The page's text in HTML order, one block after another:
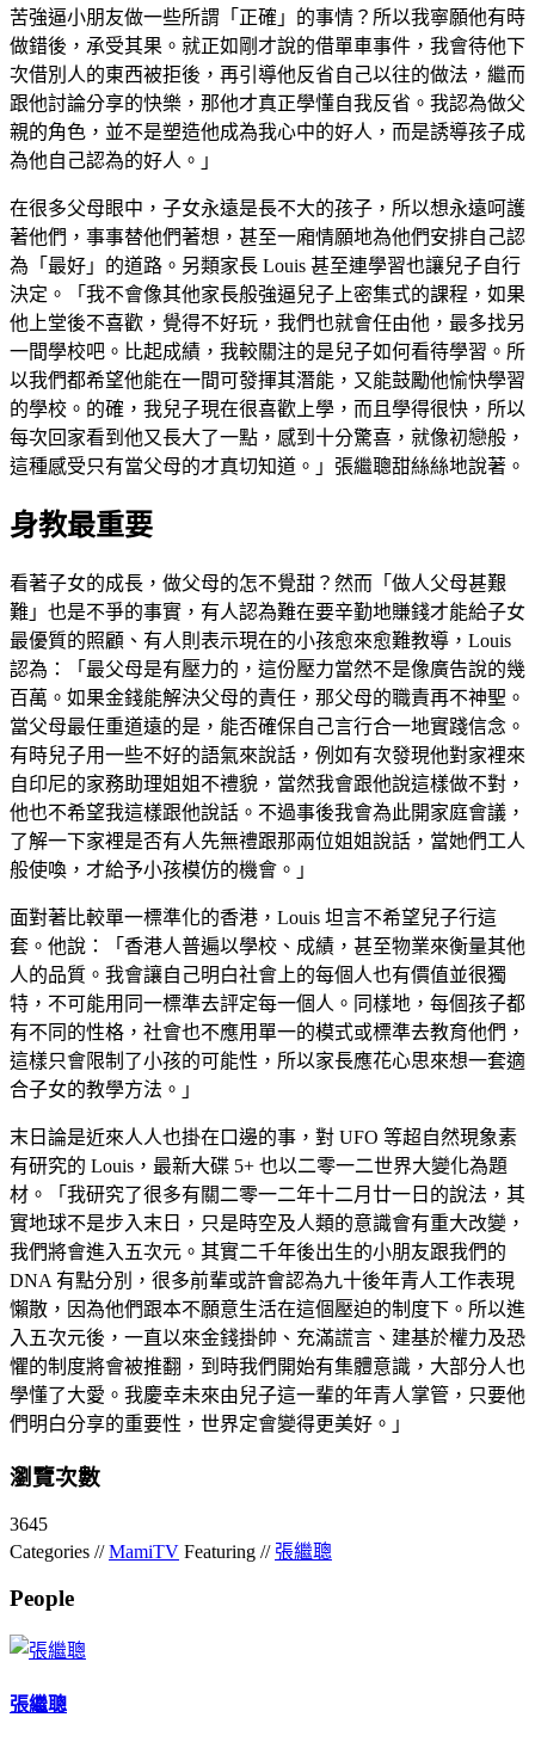
苦強逼小朋友做一些所謂「正確」的事情？所以我寧願他有時
做錯後，承受其果。就正如剛才說的借單車事件，我會待他下
次借別人的東西被拒後，再引導他反省自己以往的做法，繼而
跟他討論分享的快樂，那他才真正學懂自我反省。我認為做父
親的角色，並不是塑造他成為我心中的好人，而是誘導孩子成
為他自己認為的好人。」
在很多父母眼中，子女永遠是長不大的孩子，所以想永遠呵護
著他們，事事替他們著想，甚至一廂情願地為他們安排自己認
為「最好」的道路。另類家長 Louis 甚至連學習也讓兒子自行
決定。「我不會像其他家長般強逼兒子上密集式的課程，如果
他上堂後不喜歡，覺得不好玩，我們也就會任由他，最多找另
一間學校吧。比起成績，我較關注的是兒子如何看待學習。所
以我們都希望他能在一間可發揮其潛能，又能鼓勵他愉快學習
的學校。的確，我兒子現在很喜歡上學，而且學得很快，所以
每次回家看到他又長大了一點，感到十分驚喜，就像初戀般，
這種感受只有當父母的才真切知道。」張繼聰甜絲絲地說著。
身教最重要
看著子女的成長，做父母的怎不覺甜？然而「做人父母甚艱
難」也是不爭的事實，有人認為難在要辛勤地賺錢才能給子女
最優質的照顧、有人則表示現在的小孩愈來愈難教導，Louis
認為：「最父母是有壓力的，這份壓力當然不是像廣告說的幾
百萬。如果金錢能解決父母的責任，那父母的職責再不神聖。
當父母最任重道遠的是，能否確保自己言行合一地實踐信念。
有時兒子用一些不好的語氣來說話，例如有次發現他對家裡來
自印尼的家務助理姐姐不禮貌，當然我會跟他說這樣做不對，
他也不希望我這樣跟他說話。不過事後我會為此開家庭會議，
了解一下家裡是否有人先無禮跟那兩位姐姐說話，當她們工人
般使喚，才給予小孩模仿的機會。」
面對著比較單一標準化的香港，Louis 坦言不希望兒子行這
套。他說：「香港人普遍以學校、成績，甚至物業來衡量其他
人的品質。我會讓自己明白社會上的每個人也有價值並很獨
特，不可能用同一標準去評定每一個人。同樣地，每個孩子都
有不同的性格，社會也不應用單一的模式或標準去教育他們，
這樣只會限制了小孩的可能性，所以家長應花心思來想一套適
合子女的教學方法。」
末日論是近來人人也掛在口邊的事，對 UFO 等超自然現象素
有研究的 Louis，最新大碟 5+ 也以二零一二世界大變化為題
材。「我研究了很多有關二零一二年十二月廿一日的說法，其
實地球不是步入末日，只是時空及人類的意識會有重大改變，
我們將會進入五次元。其實二千年後出生的小朋友跟我們的
DNA 有點分別，很多前輩或許會認為九十後年青人工作表現
懶散，因為他們跟本不願意生活在這個壓迫的制度下。所以進
入五次元後，一直以來金錢掛帥、充滿謊言、建基於權力及恐
懼的制度將會被推翻，到時我們開始有集體意識，大部分人也
學懂了大愛。我慶幸未來由兒子這一輩的年青人掌管，只要他
們明白分享的重要性，世界定會變得更美好。」
瀏覽次數
3645
Categories //MamiTV Featuring // 張繼聰
People
張繼聰